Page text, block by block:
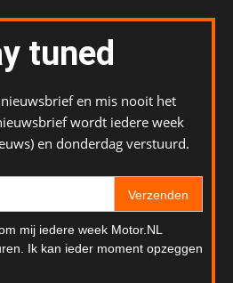
tuned
en mis nooit het
wordt iedere week
en donderdag verstuurd.
Verzenden
mij iedere week Motor.NL
Ik kan ieder moment opzeggen